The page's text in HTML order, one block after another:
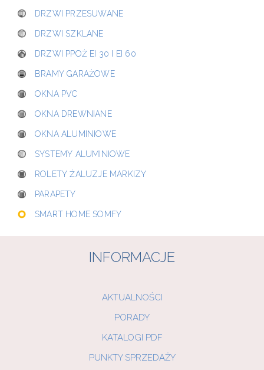
DRZWI PRZESUWANE
DRZWI SZKLANE
DRZWI PPOŻ EI 30 I EI 60
BRAMY GARAŻOWE
OKNA PVC
OKNA DREWNIANE
OKNA ALUMINIOWE
SYSTEMY ALUMINIOWE
ROLETY ŻALUZJE MARKIZY
PARAPETY
SMART HOME SOMFY
INFORMACJE
AKTUALNOŚCI
PORADY
KATALOGI PDF
PUNKTY SPRZEDAŻY